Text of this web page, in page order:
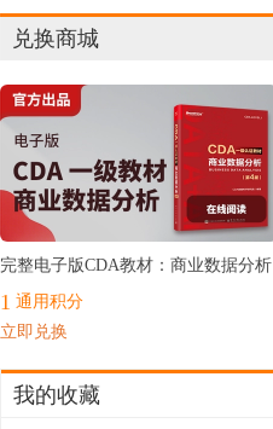
兑换商城
最热
完整电子版CDA教材：商业数据分析
1 通用积分
立即兑换
我的收藏